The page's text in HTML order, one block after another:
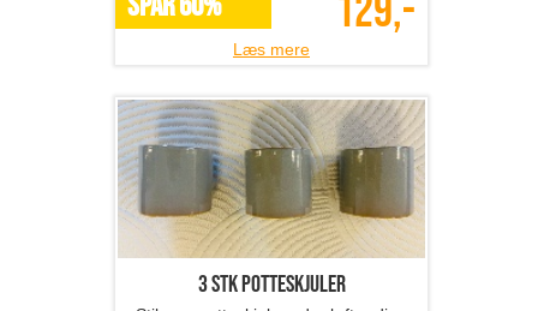
129,-
Læs mere
3 stk potteskjuler